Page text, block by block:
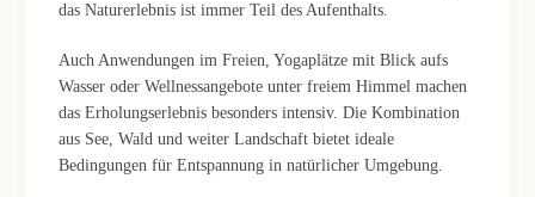
das Naturerlebnis ist immer Teil des Aufenthalts.
Auch Anwendungen im Freien, Yogaplätze mit Blick aufs
Wasser oder Wellnessangebote unter freiem Himmel machen
das Erholungserlebnis besonders intensiv. Die Kombination
aus See, Wald und weiter Landschaft bietet ideale
Bedingungen für Entspannung in natürlicher Umgebung.